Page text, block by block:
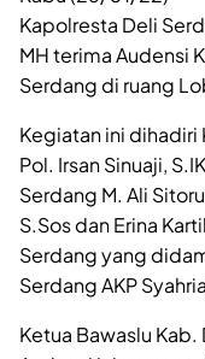
Kapolresta Deli
MH terima Audensi
Serdang di ruang
Kegiatan ini
Pol. Irsan Sinuaji,
Serdang M. Ali
S.Sos dan Erina
Serdang yang
Serdang AKP
Ketua Bawaslu